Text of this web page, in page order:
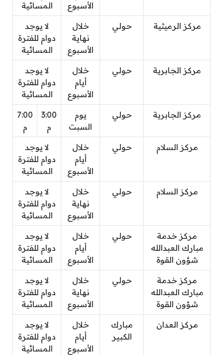
الأسبوع
المسائية
مركز الرميثية حولي
خلال
نهاية
الأسبوع
لا يوجد
دوام للفترة
المسائية
مركز الجابرية حولي
خلال
أيام
الأسبوع
لا يوجد
دوام للفترة
المسائية
مركز الجابرية حولي
يوم
السبت
3:00
م
7:00
م
مركز السلام حولي
خلال
أيام
الأسبوع
لا يوجد
دوام للفترة
المسائية
مركز السلام حولي
خلال
نهاية
الأسبوع
لا يوجد
دوام للفترة
المسائية
مركز خدمة
مبارك العبدالله
شؤون القوة
حولي
خلال
أيام
الأسبوع
لا يوجد
دوام للفترة
المسائية
مركز خدمة
مبارك العبدالله
شؤون القوة
حولي
خلال
نهاية
الأسبوع
لا يوجد
دوام للفترة
المسائية
مركز العدان
مبارك
الكبير
خلال
أيام
الأسبوع
لا يوجد
دوام للفترة
المسائية